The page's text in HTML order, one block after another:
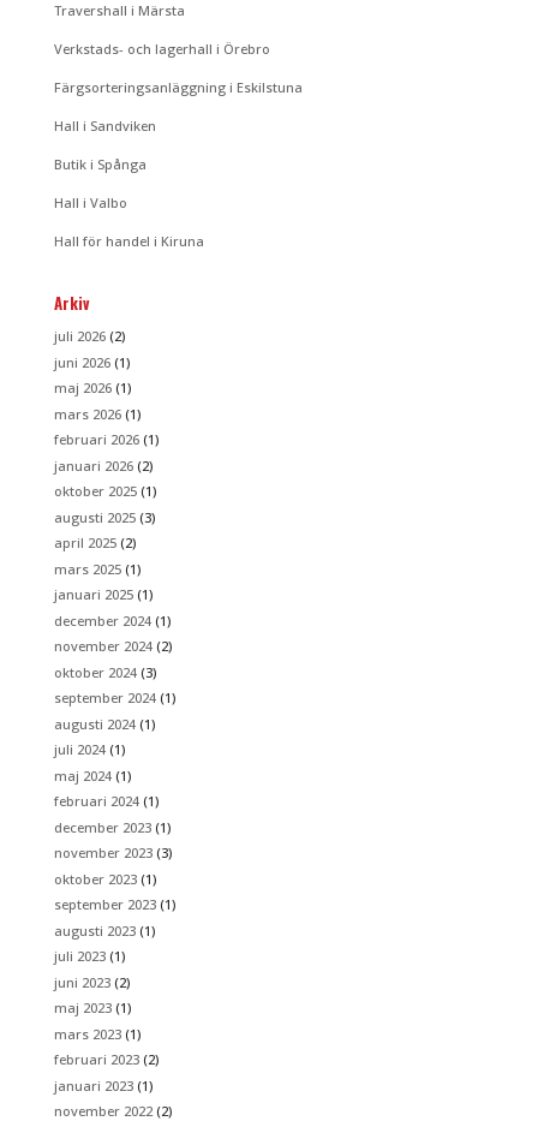
Travershall i Märsta
Verkstads- och lagerhall i Örebro
Färgsorteringsanläggning i Eskilstuna
Hall i Sandviken
Butik i Spånga
Hall i Valbo
Hall för handel i Kiruna
Arkiv
juli 2026(2)
juni 2026(1)
maj 2026(1)
mars 2026(1)
februari 2026(1)
januari 2026(2)
oktober 2025(1)
augusti 2025(3)
april 2025(2)
mars 2025(1)
januari 2025(1)
december 2024(1)
november 2024(2)
oktober 2024(3)
september 2024(1)
augusti 2024(1)
juli 2024(1)
maj 2024(1)
februari 2024(1)
december 2023(1)
november 2023(3)
oktober 2023(1)
september 2023(1)
augusti 2023(1)
juli 2023(1)
juni 2023(2)
maj 2023(1)
mars 2023(1)
februari 2023(2)
januari 2023(1)
november 2022(2)